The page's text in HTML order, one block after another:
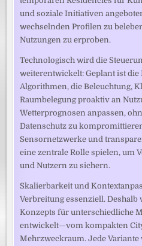
und soziale Initiativen
wechselnden Profilen zu
Nutzungen zu erproben.
Technologisch wird die
weiterentwickelt: Geplant ist
Algorithmen, die Beleuchtung,
Raumbelegung proaktiv an
Wetterprognosen anpassen,
Datenschutz zu
Sensornetzwerke und
eine zentrale Rolle spielen, um
und Nutzern zu sichern.
Skalierbarkeit und
Verbreitung essenziell. Deshalb
Konzepts für unterschiedliche
entwickelt—vom kompakten
Mehrzweckraum. Jede